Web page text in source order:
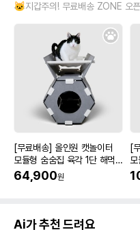
🐱지갑주의! 무료배송 ZONE 오
[무료배송] 올인원 캣놀이터
모듈형 숨숨집 육각 1단 해먹
형
64,900원
[
형
Ai가 추천 드려요